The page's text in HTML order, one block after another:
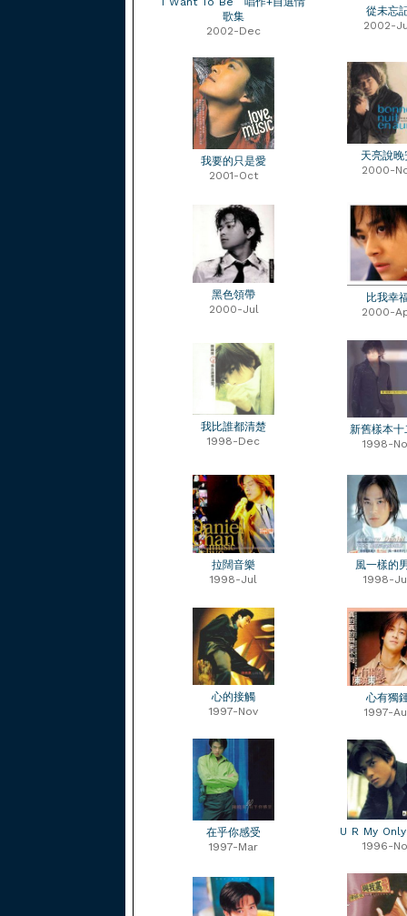
歌集
2002-Dec
從未忘
2002-
我要的只是愛
2001-Oct
天亮說晚
2000-
黑色領帶
2000-Jul
比我幸
2000-
我比誰都清楚
1998-Dec
新舊樣本十
1998-
拉闊音樂
1998-Jul
風一樣的
1998-
心的接觸
1997-Nov
心有獨
1997-
在乎你感受
1997-Mar
U R My
1996-